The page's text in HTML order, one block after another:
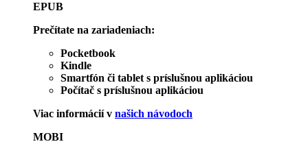
EPUB
Prečítate na zariadeniach:
Pocketbook
Kindle
Smartfón či tablet s príslušnou aplikáciou
Počítač s príslušnou aplikáciou
Viac informácií v našich návodoch
MOBI